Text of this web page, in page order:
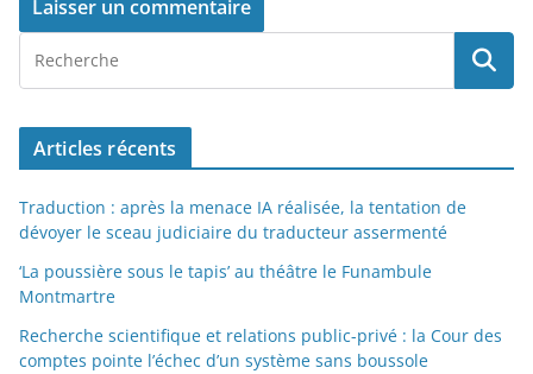
Articles récents
Traduction : après la menace IA réalisée, la tentation de
dévoyer le sceau judiciaire du traducteur assermenté
‘La poussière sous le tapis’ au théâtre le Funambule
Montmartre
Recherche scientifique et relations public-privé : la Cour des
comptes pointe l’échec d’un système sans boussole